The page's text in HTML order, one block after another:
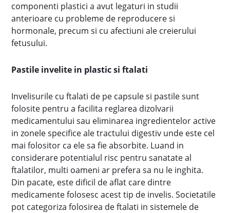
componenti plastici a avut legaturi in studii
anterioare cu probleme de reproducere si
hormonale, precum si cu afectiuni ale creierului
fetusului.
Pastile invelite in plastic si ftalati
Invelisurile cu ftalati de pe capsule si pastile sunt
folosite pentru a facilita reglarea dizolvarii
medicamentului sau eliminarea ingredientelor active
in zonele specifice ale tractului digestiv unde este cel
mai folositor ca ele sa fie absorbite. Luand in
considerare potentialul risc pentru sanatate al
ftalatilor, multi oameni ar prefera sa nu le inghita.
Din pacate, este dificil de aflat care dintre
medicamente folosesc acest tip de invelis. Societatile
pot categoriza folosirea de ftalati in sistemele de